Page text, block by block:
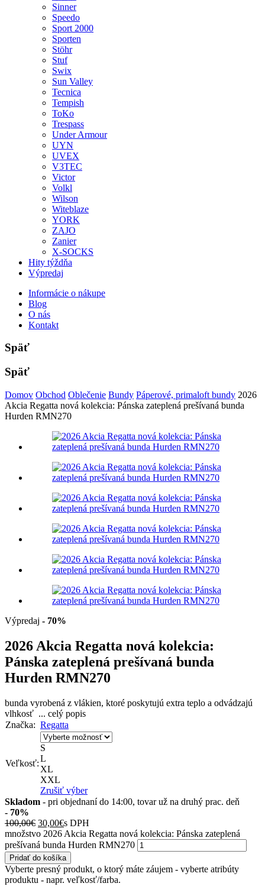
Sinner
Speedo
Sport 2000
Sporten
Stöhr
Stuf
Swix
Sun Valley
Tecnica
Tempish
ToKo
Trespass
Under Armour
UYN
UVEX
V3TEC
Victor
Volkl
Wilson
Witeblaze
YORK
ZAJO
Zanier
X-SOCKS
Hity týždňa
Výpredaj
Informácie o nákupe
Blog
O nás
Kontakt
Späť
Späť
Domov Obchod Oblečenie Bundy Páperové, primaloft bundy 2026
Akcia Regatta nová kolekcia: Pánska zateplená prešívaná bunda
Hurden RMN270
Výpredaj - 70%
2026 Akcia Regatta nová kolekcia:
Pánska zateplená prešívaná bunda
Hurden RMN270
bunda vyrobená z vlákien, ktoré poskytujú extra teplo a odvádzajú
vlhkosť ... celý popis
Značka: Regatta
Veľkosť:
S
L
XL
XXL
Zrušiť výber
Skladom - pri objednaní do 14:00, tovar už na druhý prac. deň
- 70%
100,00€ 30,00€s DPH
množstvo 2026 Akcia Regatta nová kolekcia: Pánska zateplená
prešívaná bunda Hurden RMN270
Pridať do košíka
Vyberte presný produkt, o ktorý máte záujem - vyberte atribúty
produktu - napr. veľkosť/farba.